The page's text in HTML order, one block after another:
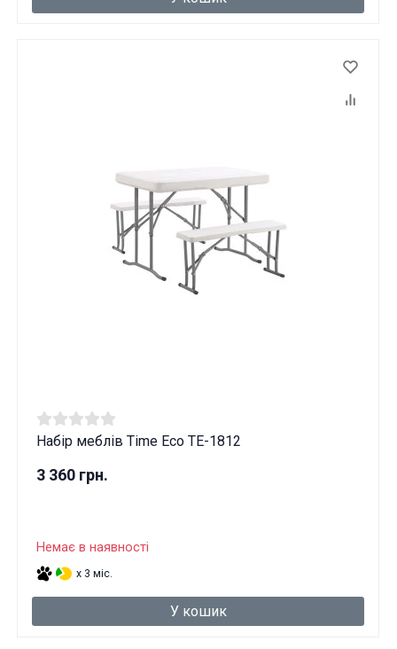
Набір меблів Time Eco TE-1812
3 360 грн.
Немає в наявності
x 3 міс.
У кошик